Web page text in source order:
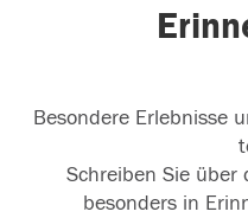
Besondere Erlebnisse
Schreiben Sie über
besonders in